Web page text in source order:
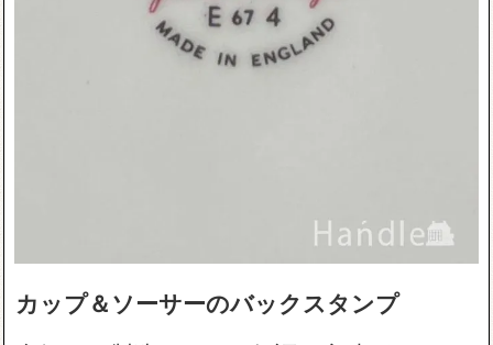
カップ＆ソーサーのバックスタンプ